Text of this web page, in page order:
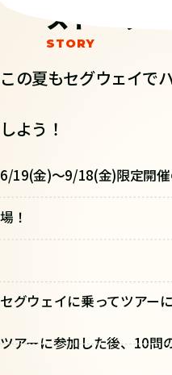
ストーリー
この夏もセグウェイで
しよう！
6/19(金)～9/18(金)限定開
場！
セグウェイに乗ってツアー
ツアーに参加した後、10問